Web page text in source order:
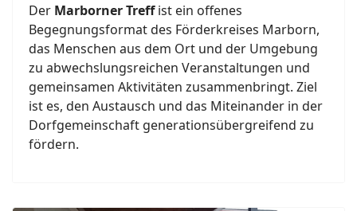
Der Marborner Treffist ein offenes
Begegnungsformat des Förderkreises Marborn,
das Menschen aus dem Ort und der Umgebung
zu abwechslungsreichen Veranstaltungen und
gemeinsamen Aktivitäten zusammenbringt. Ziel
ist es, den Austausch und das Miteinander in der
Dorfgemeinschaft generationsübergreifend zu
fördern.